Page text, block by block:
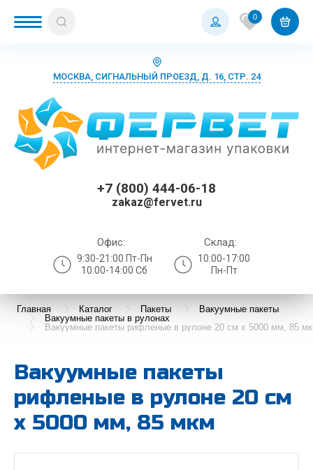
0
МОСКВА, СИГНАЛЬНЫЙ ПРОЕЗД, Д. 16, СТР. 24
+7 (800) 444-06-18
zakaz@fervet.ru
Офис:
9:30-21:00 Пт-Пн
10:00-14:00 Сб
Склад:
10:00-17:00
Пн-Пт
Главная Каталог Пакеты
Вакуумные пакеты
Вакуумные пакеты в рулонах
Вакуумные пакеты рифленые в рулоне 20 см x 5000 мм, 85
Вакуумные пакеты
рифленые в рулоне 20 см
x 5000 мм, 85 мкм